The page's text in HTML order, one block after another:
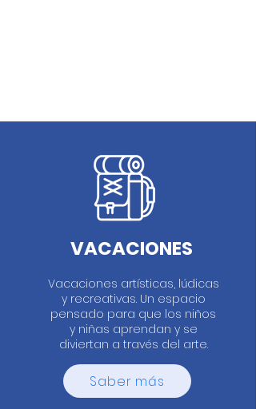
VACACIONES
Vacaciones artísticas, lúdicas
y recreativas. Un espacio
pensado para que los niños
y niñas aprendan y se
diviertan a través del arte.
Saber más